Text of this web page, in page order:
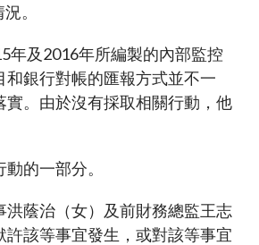
。
年及2016年所編製的內部監控
銀行對帳的匯報方式並不一
。由於沒有採取相關行動，他
的一部分。
蔭治（女）及前財務總監王志
該等事宜發生，或對該等事宜